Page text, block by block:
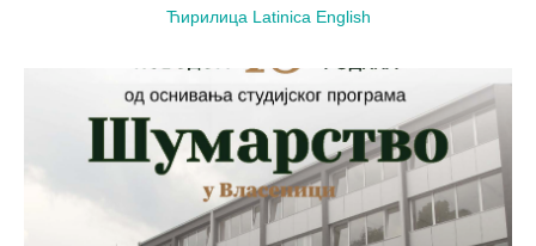
Ћирилица Latinica English